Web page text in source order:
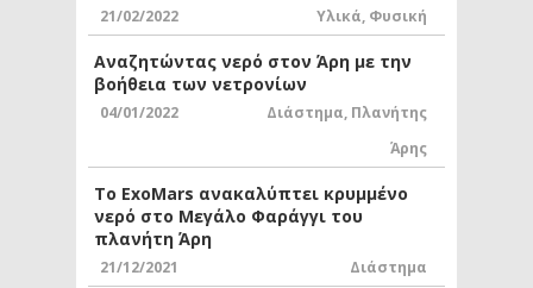
21/02/2022 Υλικά, Φυσική
Αναζητώντας νερό στον Άρη με την
βοήθεια των νετρονίων
04/01/2022 Διάστημα, Πλανήτης
Άρης
Το ExoMars ανακαλύπτει κρυμμένο
νερό στο Μεγάλο Φαράγγι του
πλανήτη Άρη
21/12/2021 Διάστημα